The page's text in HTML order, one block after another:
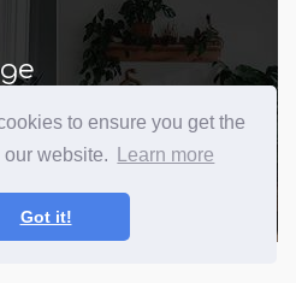
to ensure you get the
website.
Learn more
Got it!
Bilder